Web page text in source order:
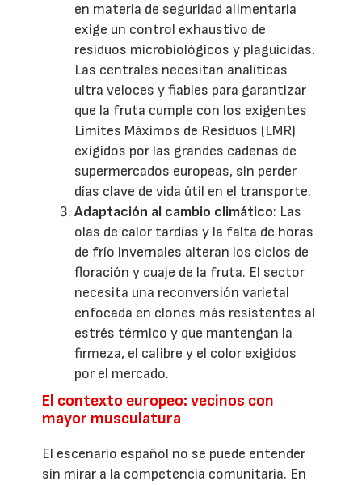
en materia de seguridad alimentaria
exige un control exhaustivo de
residuos microbiológicos y plaguicidas.
Las centrales necesitan analíticas
ultra veloces y fiables para garantizar
que la fruta cumple con los exigentes
Límites Máximos de Residuos (LMR)
exigidos por las grandes cadenas de
supermercados europeas, sin perder
días clave de vida útil en el transporte.
Adaptación al cambio climático: Las
olas de calor tardías y la falta de horas
de frío invernales alteran los ciclos de
floración y cuaje de la fruta. El sector
necesita una reconversión varietal
enfocada en clones más resistentes al
estrés térmico y que mantengan la
firmeza, el calibre y el color exigidos
por el mercado.
El contexto europeo: vecinos con
mayor musculatura
El escenario español no se puede entender
sin mirar a la competencia comunitaria. En